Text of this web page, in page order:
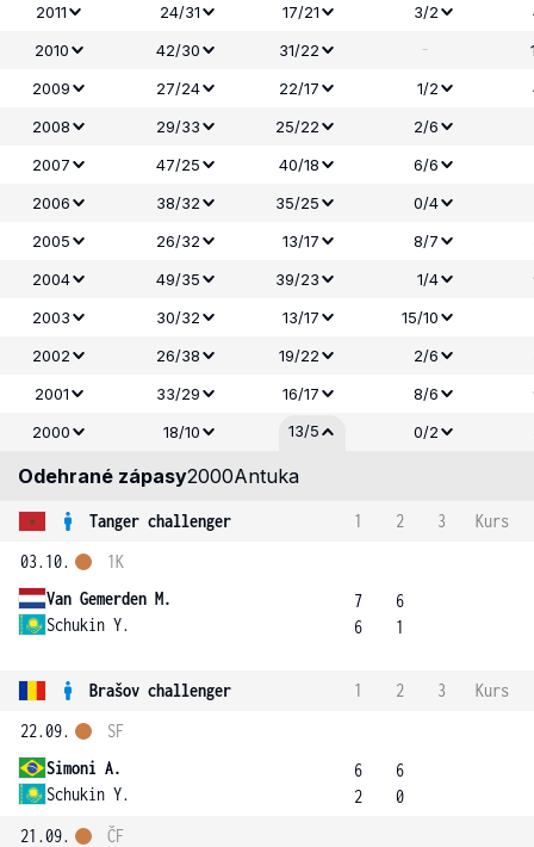
2011
24/31 17/21 3/2
2010
42/30 31/22 -
2009
27/24 22/17 1/2
2008
29/33 25/22
2/6
2007
47/25 40/18
6/6
2006
38/32 35/25 0/4
2005
26/32 13/17 8/7
2004
49/35 39/23 1/4
2003
30/32 13/17
15/10
2002
26/38 19/22 2/6
2001
33/29 16/17 8/6
2000
18/10 13/5 0/2
Odehrané zápasy2000Antuka
Tanger challenger 1 2 3
Kurs
03.10.
Van Gemerden M.
Schukin Y.
1K
7
6
6
1
Brašov challenger 1 2 3
Kurs
22.09.
Simoni A.
Schukin Y.
SF
6
2
6
0
21.09.
ČF